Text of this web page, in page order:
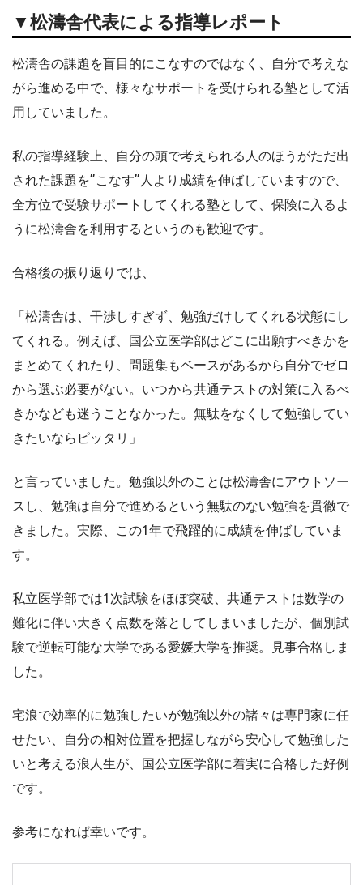
▼松濤舎代表による指導レポート
松濤舎の課題を盲目的にこなすのではなく、自分で考えな
がら進める中で、様々なサポートを受けられる塾として活
用していました。
私の指導経験上、自分の頭で考えられる人のほうがただ出
された課題を”こなす”人より成績を伸ばしていますので、
全方位で受験サポートしてくれる塾として、保険に入るよ
うに松濤舎を利用するというのも歓迎です。
合格後の振り返りでは、
「松濤舎は、干渉しすぎず、勉強だけしてくれる状態にし
てくれる。例えば、国公立医学部はどこに出願すべきかを
まとめてくれたり、問題集もベースがあるから自分でゼロ
から選ぶ必要がない。いつから共通テストの対策に入るべ
きかなども迷うことなかった。無駄をなくして勉強してい
きたいならピッタリ」
と言っていました。勉強以外のことは松濤舎にアウトソー
スし、勉強は自分で進めるという無駄のない勉強を貫徹で
きました。実際、この1年で飛躍的に成績を伸ばしていま
す。
私立医学部では1次試験をほぼ突破、共通テストは数学の
難化に伴い大きく点数を落としてしまいましたが、個別試
験で逆転可能な大学である愛媛大学を推奨。見事合格しま
した。
宅浪で効率的に勉強したいが勉強以外の諸々は専門家に任
せたい、自分の相対位置を把握しながら安心して勉強した
いと考える浪人生が、国公立医学部に着実に合格した好例
です。
参考になれば幸いです。